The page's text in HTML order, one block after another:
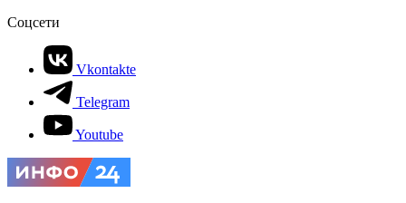
Соцсети
Vkontakte
Telegram
Youtube